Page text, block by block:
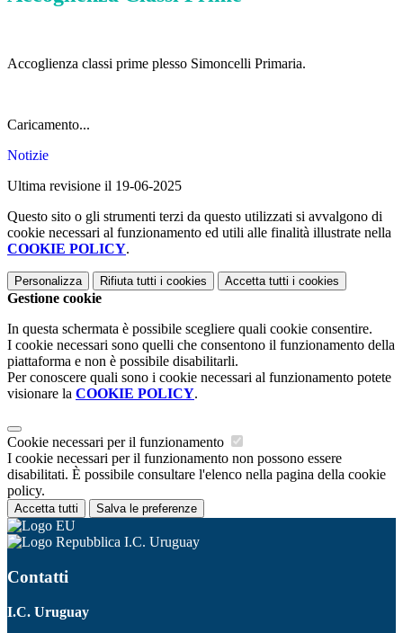
Accoglienza classi prime plesso Simoncelli Primaria.
Caricamento...
Notizie
Ultima revisione il 19-06-2025
Questo sito o gli strumenti terzi da questo utilizzati si avvalgono di
cookie necessari al funzionamento ed utili alle finalità illustrate nella
COOKIE POLICY.
Personalizza Rifiuta tutti i cookies Accetta tutti i cookies
Gestione cookie
In questa schermata è possibile scegliere quali cookie consentire.
I cookie necessari sono quelli che consentono il funzionamento della
piattaforma e non è possibile disabilitarli.
Per conoscere quali sono i cookie necessari al funzionamento potete
visionare la COOKIE POLICY.
Cookie necessari per il funzionamento
I cookie necessari per il funzionamento non possono essere
disabilitati. È possibile consultare l'elenco nella pagina della cookie
policy.
Accetta tutti Salva le preferenze
I.C. Uruguay
Contatti
I.C. Uruguay